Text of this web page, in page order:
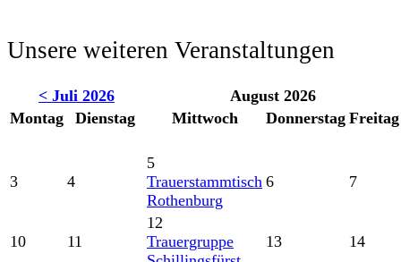
Unsere weiteren Veranstaltungen
< Juli 2026
August 2026
Montag
Dienstag Mittwoch Donnerstag Freitag
3 4
5
Trauerstammtisch
Rothenburg
6 7
10 11
12
Trauergruppe
13 14